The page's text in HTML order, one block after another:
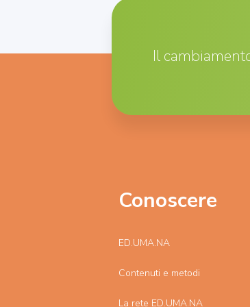
Il
Conoscere
ED.UMA.NA
Contenuti e metodi
La rete ED.UMA.NA